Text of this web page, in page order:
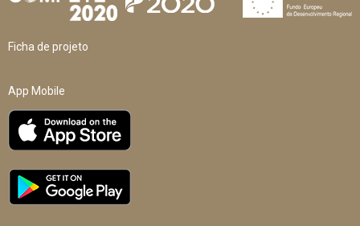
Ficha de projeto
App Mobile